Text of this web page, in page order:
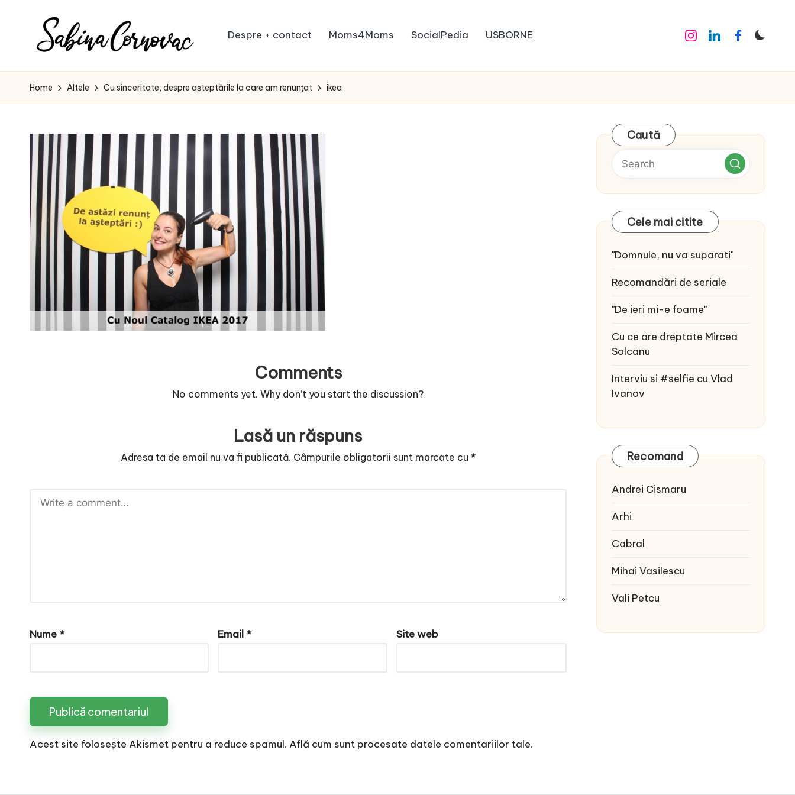
S
a
i
n
a
C
o
r
n
o
n
creator
de
de
16
ani
-
Despre + contact Moms4Moms SocialPedia USBORNE Instagram
LinkedinFacebook
Home Altele Cu sinceritate, despre așteptările la care am renunțat ikea
Comments
No comments yet. Why don’t you start the discussion?
Lasă un răspuns
Adresa ta de email nu va fi publicată. Câmpurile obligatorii sunt marcate cu *
Nume * Email * Site web
Acest site folosește Akismet pentru a reduce spamul. Află cum sunt procesate datele comentariilor tale.
Caută
Cele mai citite
"Domnule, nu va suparati"
Recomandări de seriale
"De ieri mi-e foame"
Cu ce are dreptate Mircea
Solcanu
Interviu si #selfie cu Vlad
Ivanov
Recomand
Andrei Cismaru
Arhi
Cabral
Mihai Vasilescu
Vali Petcu